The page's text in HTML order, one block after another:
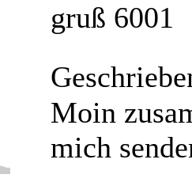
gruß 6001
Moin
mich